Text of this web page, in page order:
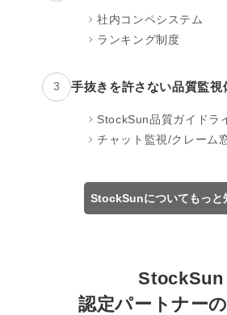
社内コンペシステム
ランキング制度
3 手抜きを許さない品質監視
StockSun品質ガイドラ
チャット監視/クレーム
StockSunについてもっと
StockSun
認定パートナー